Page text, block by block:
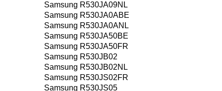
Samsung R530JA09NL
Samsung R530JA0ABE
Samsung R530JA0ANL
Samsung R530JA50BE
Samsung R530JA50FR
Samsung R530JB02
Samsung R530JB02NL
Samsung R530JS02FR
Samsung R530JS05